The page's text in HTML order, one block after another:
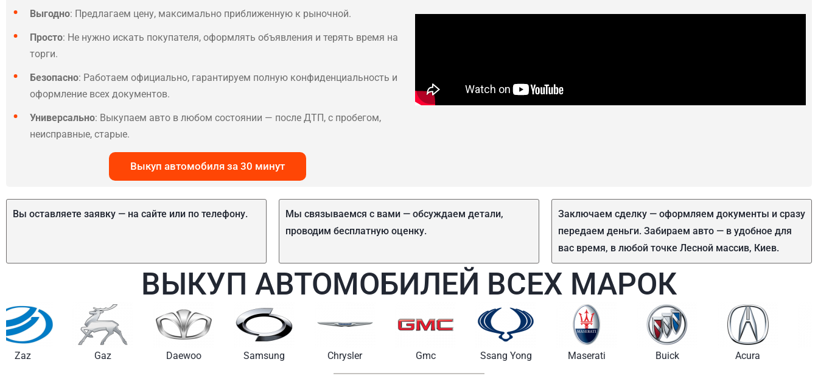
Выгодно: Предлагаем цену, максимально приближенную к рыночной.
Просто: Не нужно искать покупателя, оформлять объявления и терять время на
торги.
Безопасно: Работаем официально, гарантируем полную конфиденциальность и
оформление всех документов.
Универсально: Выкупаем авто в любом состоянии — после ДТП, с пробегом,
неисправные, старые.
Выкуп автомобиля за 30 минут
Вы оставляете заявку — на сайте или по телефону.
Мы связываемся с вами — обсуждаем детали,
проводим бесплатную оценку.
Заключаем сделку — оформляем документы и сразу
передаем деньги. Забираем авто — в удобное для
вас время, в любой точке Лесной массив, Киев.
ВЫКУП АВТОМОБИЛЕЙ ВСЕХ МАРОК
Daewoo Samsung Chrysler Gmc Ssang Yong Maserati Buick Acura Lincoln